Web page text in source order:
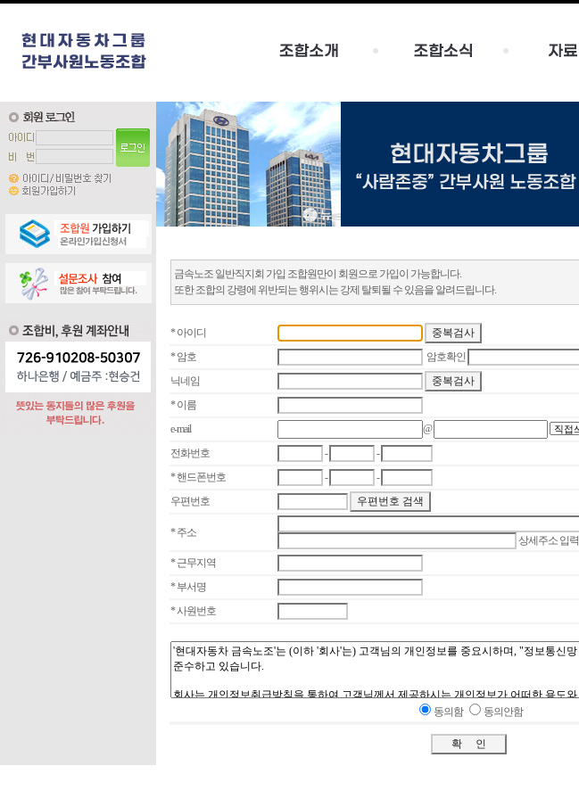
금속노조 일반직지회 가입 조합원만이 회원으로 가입이 가능합니다.
또한 조합의 강령에 위반되는 행위시는 강제 탈퇴될 수 있음을 알려드립니다.
* 아이디
* 암호
암호확인
닉네임
* 이름
e-mail
@
전화번호
-
-
* 핸드폰번호
-
-
우편번호
* 주소
상세주소 입력
* 근무지역
* 부서명
* 사원번호
동의함 동의안함